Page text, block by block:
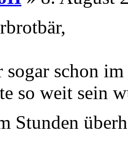
schon
so weit sein
Stunden